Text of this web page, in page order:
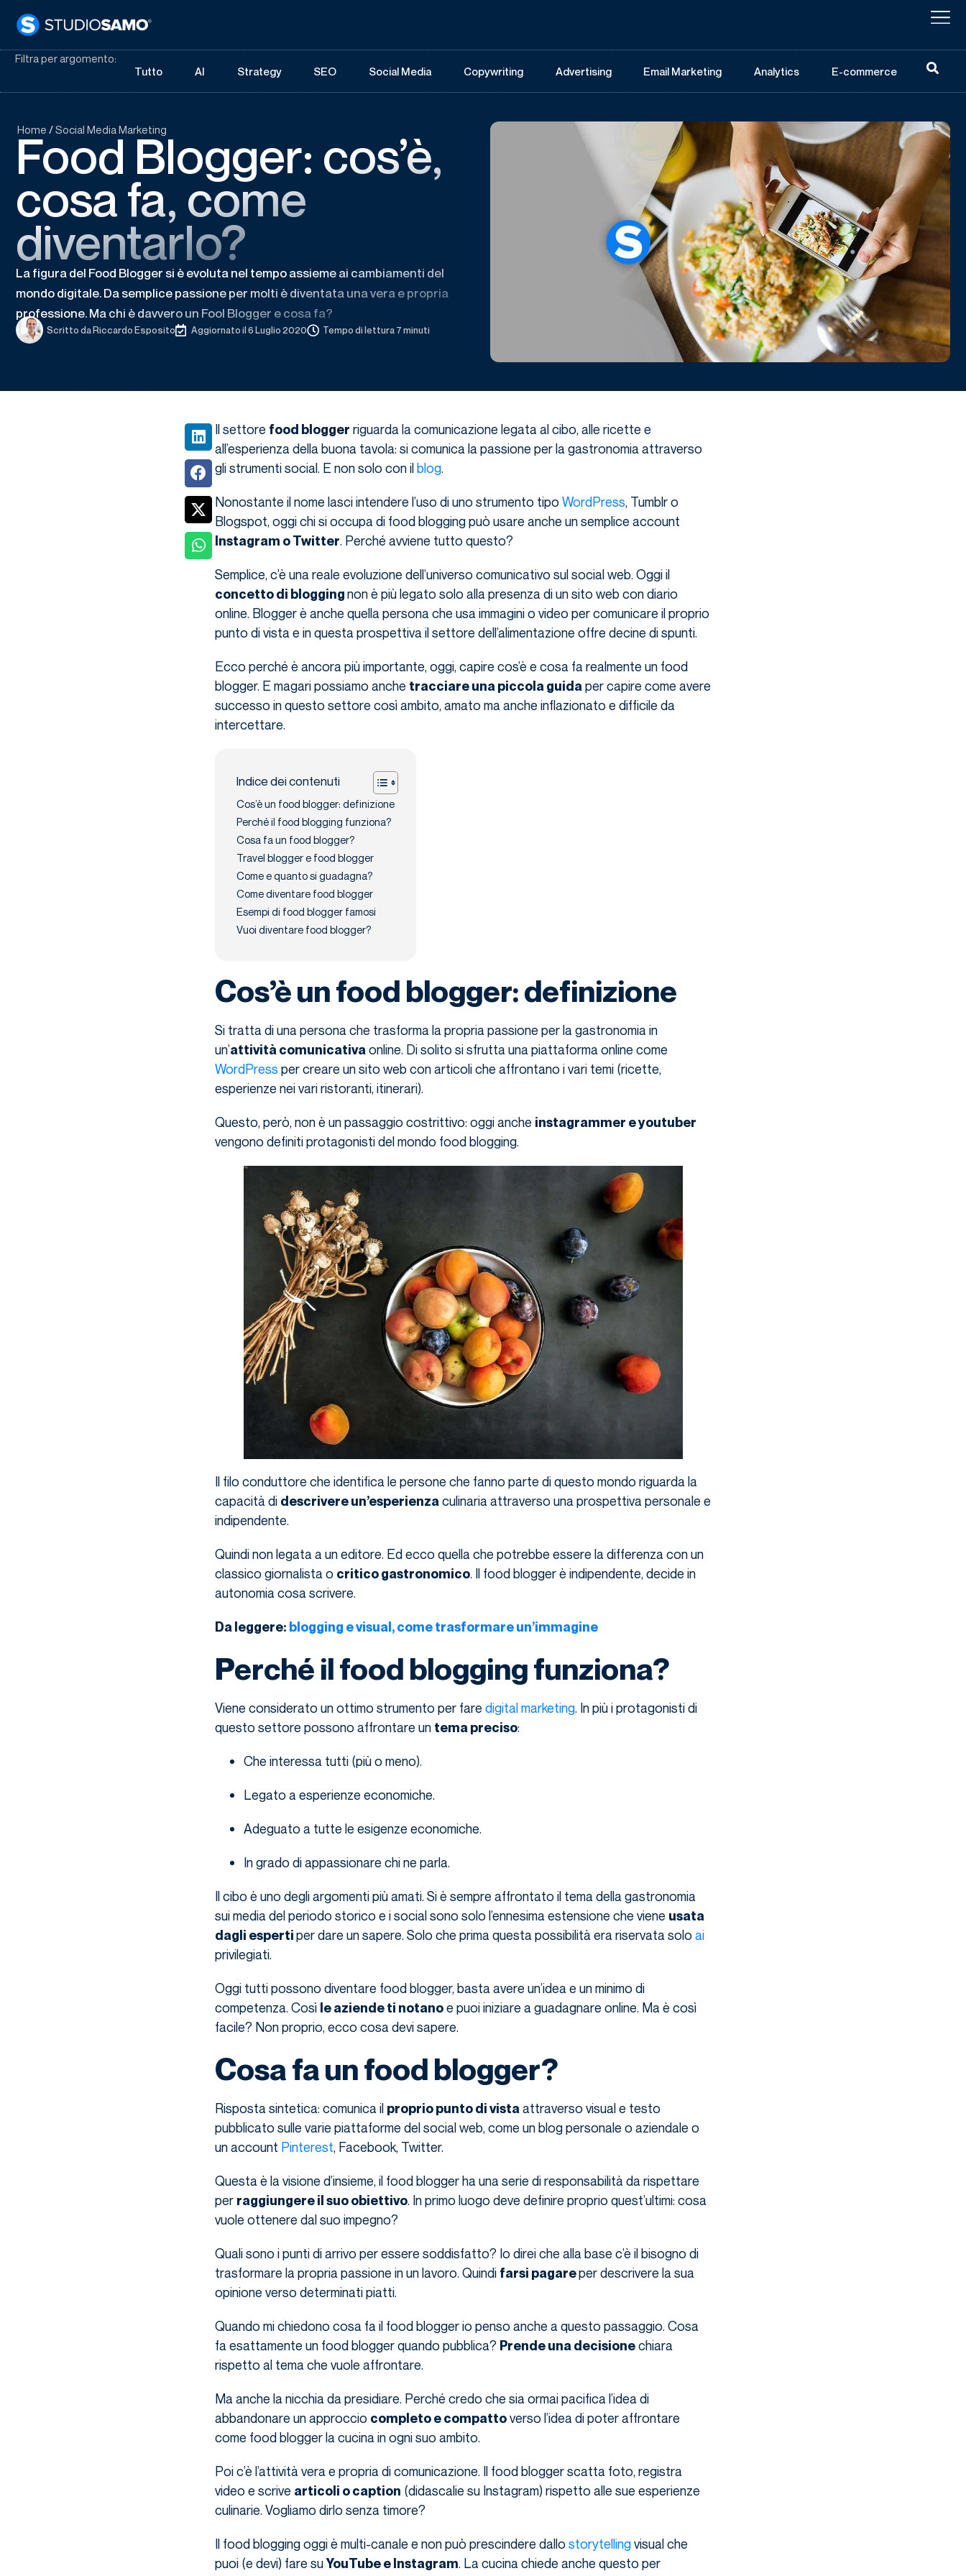
Filtra per argomento:
Tutto
AI Strategy SEO Social Media Copywriting Advertising Email Marketing Analytics E-commerce
Home /Social Media Marketing
Food Blogger: cos’è,
cosa fa, come
diventarlo?
La figura del Food Blogger si è evoluta nel tempo assieme ai cambiamenti del
mondo digitale. Da semplice passione per molti è diventata una vera e propria
professione. Ma chi è davvero un Fool Blogger e cosa fa?
Scritto daRiccardo Esposito Aggiornato il 6 Luglio 2020 Tempo di lettura 7 minuti
Il settore food blogger riguarda la comunicazione legata al cibo, alle ricette e
all’esperienza della buona tavola: si comunica la passione per la gastronomia attraverso
gli strumenti social. E non solo con ilblog.
Nonostante il nome lasci intendere l’uso di uno strumento tipo WordPress, Tumblr o
Blogspot, oggi chi si occupa di food blogging può usare anche un semplice account
Instagram o Twitter. Perché avviene tutto questo?
Semplice, c’è una reale evoluzione dell’universo comunicativo sul social web. Oggi il
concetto di bloggingnon è più legato solo alla presenza di un sito web con diario
online. Blogger è anche quella persona che usa immagini o video per comunicare il proprio
punto di vista e in questa prospettiva il settore dell’alimentazione offre decine di spunti.
Ecco perché è ancora più importante, oggi, capire cos’è e cosa fa realmente un food
blogger. E magari possiamo anche tracciare una piccola guida per capire come avere
successo in questo settore così ambito, amato ma anche inflazionato e difficile da
intercettare.
Indice dei contenuti
Cos’è un food blogger: definizione
Perché il food blogging funziona?
Cosa fa un food blogger?
Travel blogger e food blogger
Come e quanto si guadagna?
Come diventare food blogger
Esempi di food blogger famosi
Vuoi diventare food blogger?
Cos’è un food blogger: definizione
Si tratta di una persona che trasforma la propria passione per la gastronomia in
un’attività comunicativa online. Di solito si sfrutta una piattaforma online come
WordPress per creare un sito web con articoli che affrontano i vari temi (ricette,
esperienze nei vari ristoranti, itinerari).
Questo, però, non è un passaggio costrittivo: oggi anche instagrammer e youtuber
vengono definiti protagonisti del mondo food blogging.
Il filo conduttore che identifica le persone che fanno parte di questo mondo riguarda la
capacità di descrivere un’esperienza culinaria attraverso una prospettiva personale e
indipendente.
Quindi non legata a un editore. Ed ecco quella che potrebbe essere la differenza con un
classico giornalista o critico gastronomico. Il food blogger è indipendente, decide in
autonomia cosa scrivere.
Da leggere: blogging e visual, come trasformare un’immagine
Perché il food blogging funziona?
Viene considerato un ottimo strumento per fare digital marketing. In più i protagonisti di
questo settore possono affrontare un tema preciso:
Che interessa tutti (più o meno).
Legato a esperienze economiche.
Adeguato a tutte le esigenze economiche.
In grado di appassionare chi ne parla.
Il cibo è uno degli argomenti più amati. Si è sempre affrontato il tema della gastronomia
sui media del periodo storico e i social sono solo l’ennesima estensione che viene usata
dagli espertiper dare un sapere. Solo che prima questa possibilità era riservata solo ai
privilegiati.
Oggi tutti possono diventare food blogger, basta avere un’idea e un minimo di
competenza. Così le aziende ti notanoe puoi iniziare a guadagnare online. Ma è così
facile? Non proprio, ecco cosa devi sapere.
Cosa fa un food blogger?
Risposta sintetica: comunica il proprio punto di vista attraverso visual e testo
pubblicato sulle varie piattaforme del social web, come un blog personale o aziendale o
un account Pinterest, Facebook, Twitter.
Questa è la visione d’insieme, il food blogger ha una serie di responsabilità da rispettare
per raggiungere il suo obiettivo. In primo luogo deve definire proprio quest’ultimi: cosa
vuole ottenere dal suo impegno?
Quali sono i punti di arrivo per essere soddisfatto? Io direi che alla base c’è il bisogno di
trasformare la propria passione in un lavoro. Quindi farsi pagareper descrivere la sua
opinione verso determinati piatti.
Quando mi chiedono cosa fa il food blogger io penso anche a questo passaggio. Cosa
fa esattamente un food blogger quando pubblica? Prende una decisionechiara
rispetto al tema che vuole affrontare.
Ma anche la nicchia da presidiare. Perché credo che sia ormai pacifica l’idea di
abbandonare un approccio completo e compattoverso l’idea di poter affrontare
come food blogger la cucina in ogni suo ambito.
Poi c’è l’attività vera e propria di comunicazione. Il food blogger scatta foto, registra
video e scrive articoli o caption (didascalie su Instagram) rispetto alle sue esperienze
culinarie. Vogliamo dirlo senza timore?
Il food blogging oggi è multi-canale e non può prescindere dallo storytellingvisual che
puoi (e devi) fare suYouTube e Instagram. La cucina chiede anche questo per